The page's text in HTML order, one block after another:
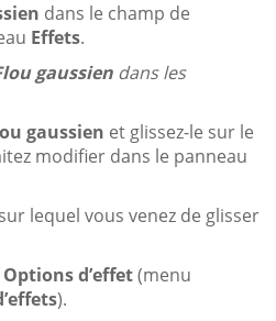
dans le champ de
Effets.
gaussien dans les
gaussien et glissez-le sur le
modifier dans le panneau
lequel vous venez de glisser
Options d’effet(menu
).